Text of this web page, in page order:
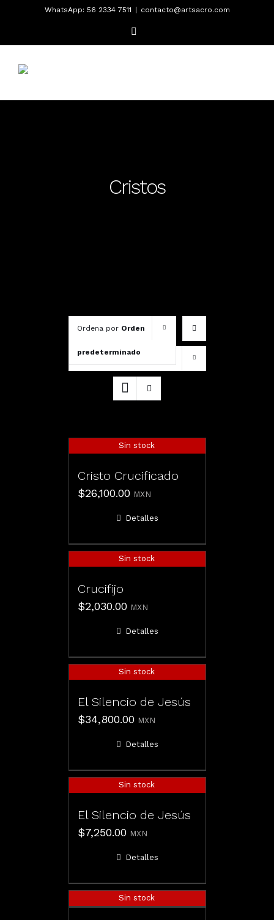
WhatsApp: 56 2334 7511 contacto@artsacro.com
Cristos
Ordena por Orden
predeterminado
Mostrar
Sin stock
Cristo Crucificado
$26,100.00 MXN
Detalles
Sin stock
Crucifijo
$2,030.00 MXN
Detalles
Sin stock
El Silencio de Jesús
$34,800.00 MXN
Detalles
Sin stock
El Silencio de Jesús
$7,250.00 MXN
Detalles
Sin stock